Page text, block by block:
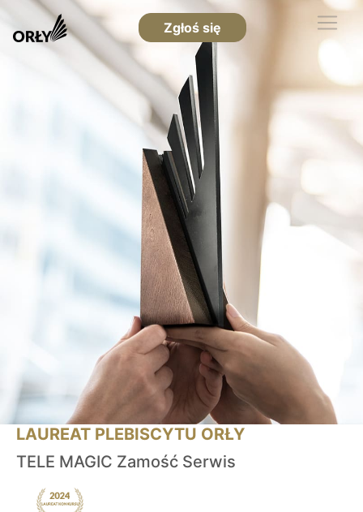
Zgłoś się
LAUREAT PLEBISCYTU ORŁY
TELE MAGIC Zamość Serwis